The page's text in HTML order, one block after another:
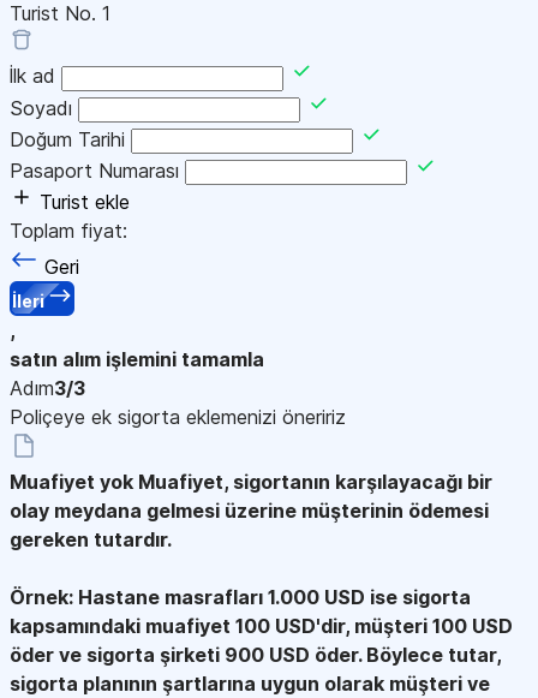
Turist No. 1
İlk ad
Soyadı
Doğum Tarihi
Pasaport Numarası
Turist ekle
Toplam fiyat:
Geri
İleri
,
satın alım işlemini tamamla
Adım3/3
Poliçeye ek sigorta eklemenizi öneririz
Muafiyet yok Muafiyet, sigortanın karşılayacağı bir
olay meydana gelmesi üzerine müşterinin ödemesi
gereken tutardır.
Örnek: Hastane masrafları 1.000 USD ise sigorta
kapsamındaki muafiyet 100 USD'dir, müşteri 100 USD
öder ve sigorta şirketi 900 USD öder. Böylece tutar,
sigorta planının şartlarına uygun olarak müşteri ve